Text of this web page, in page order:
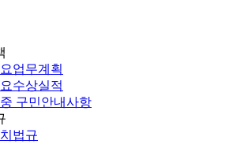
업무계획
수상실적
구민안내사항
법규